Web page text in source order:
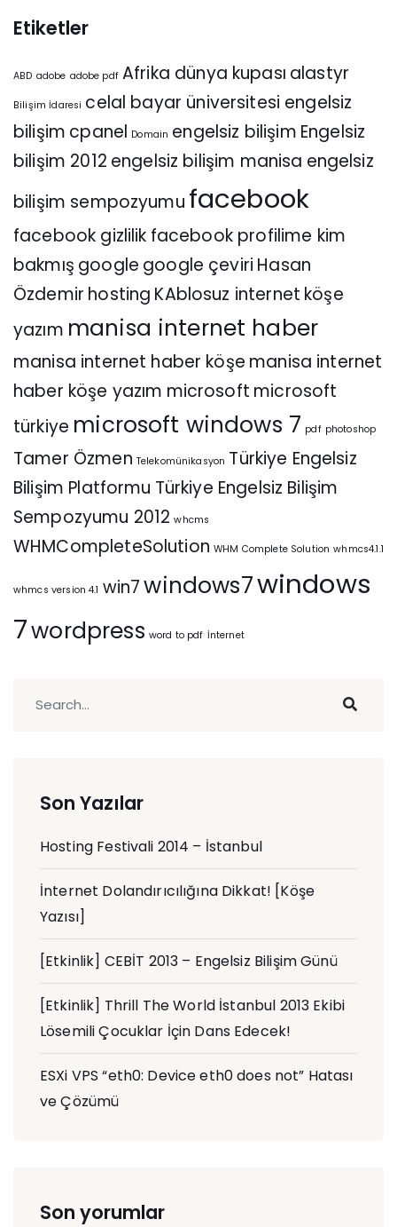
Etiketler
ABD adobe adobe pdf Afrika dünya kupası alastyr
Bilişim İdaresi celal bayar üniversitesi engelsiz
bilişim cpanel Domain engelsiz bilişim Engelsiz
bilişim 2012 engelsiz bilişim manisa engelsiz
bilişim sempozyumu facebook
facebook gizlilik facebook profilime kim
bakmış google google çeviri Hasan
Özdemir hosting KAblosuz internet köşe
yazım manisa internet haber
manisa internet haber köşe manisa internet
haber köşe yazım microsoft microsoft
türkiye microsoft windows 7 pdf photoshop
Tamer Özmen Telekomünikasyon Türkiye Engelsiz
Bilişim Platformu Türkiye Engelsiz Bilişim
Sempozyumu 2012 whcms
WHMCompleteSolution WHM Complete Solution whmcs4.1.1
whmcs version 4.1 win7 windows7windows
7wordpress word to pdf İnternet
Son Yazılar
Hosting Festivali 2014 – İstanbul
İnternet Dolandırıcılığına Dikkat! [Köşe
Yazısı]
[Etkinlik] CEBİT 2013 – Engelsiz Bilişim Günü
[Etkinlik] Thrill The World İstanbul 2013 Ekibi
Lösemili Çocuklar İçin Dans Edecek!
ESXi VPS “eth0: Device eth0 does not” Hatası
ve Çözümü
Son yorumlar